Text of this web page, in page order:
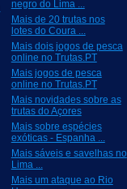
negro do Lima ...
Mais de 20 trutas nos
lotes do Coura ...
Mais dois jogos de pesca
online no Trutas.PT
Mais jogos de pesca
online no Trutas.PT
Mais novidades sobre as
trutas do Açores
Mais sobre espécies
exóticas - Espanha ...
Mais sáveis e savelhas no
Lima ...
Mais um ataque ao Rio